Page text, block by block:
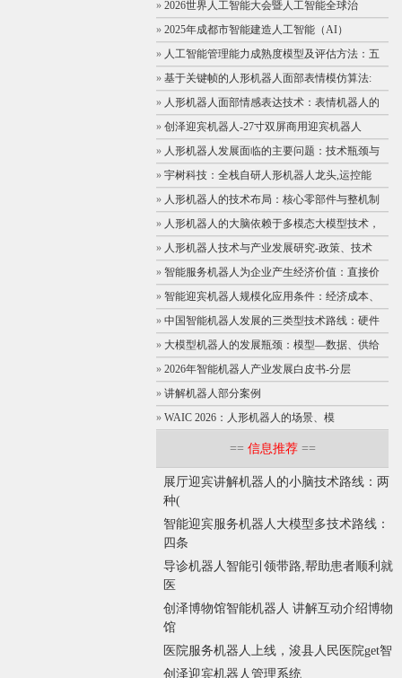
» 2026世界人工智能大会暨人工智能全球治
» 2025年成都市智能建造人工智能（AI）
» 人工智能管理能力成熟度模型及评估方法：五
» 基于关键帧的人形机器人面部表情模仿算法:
» 人形机器人面部情感表达技术：表情机器人的
» 创泽迎宾机器人-27寸双屏商用迎宾机器人
» 人形机器人发展面临的主要问题：技术瓶颈与
» 宇树科技：全栈自研人形机器人龙头,运控能
» 人形机器人的技术布局：核心零部件与整机制
» 人形机器人的大脑依赖于多模态大模型技术，
» 人形机器人技术与产业发展研究-政策、技术
» 智能服务机器人为企业产生经济价值：直接价
» 智能迎宾机器人规模化应用条件：经济成本、
» 中国智能机器人发展的三类型技术路线：硬件
» 大模型机器人的发展瓶颈：模型—数据、供给
» 2026年智能机器人产业发展白皮书-分层
» 讲解机器人部分案例
» WAIC 2026：人形机器人的场景、模
== 信息推荐==
展厅迎宾讲解机器人的小脑技术路线：两
种(
智能迎宾服务机器人大模型多技术路线：
四条
导诊机器人智能引领带路,帮助患者顺利就
医
创泽博物馆智能机器人 讲解互动介绍博物
馆
医院服务机器人上线，浚县人民医院get智
创泽迎宾机器人管理系统